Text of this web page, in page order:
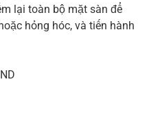
lại toàn bộ mặt sàn để
hỏng hóc, và tiến hành